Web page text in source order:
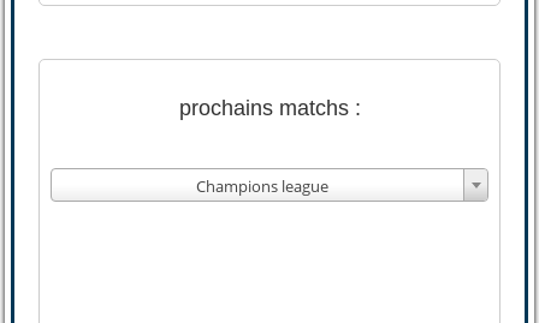
prochains matchs :
Champions league